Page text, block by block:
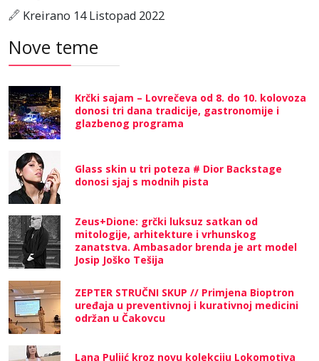
Kreirano 14 Listopad 2022
Nove teme
Krčki sajam – Lovrečeva od 8. do 10. kolovoza
donosi tri dana tradicije, gastronomije i
glazbenog programa
Glass skin u tri poteza # Dior Backstage
donosi sjaj s modnih pista
Zeus+Dione: grčki luksuz satkan od
mitologije, arhitekture i vrhunskog
zanatstva. Ambasador brenda je art model
Josip Joško Tešija
ZEPTER STRUČNI SKUP // Primjena Bioptron
uređaja u preventivnoj i kurativnoj medicini
održan u Čakovcu
Lana Puljić kroz novu kolekciju Lokomotiva